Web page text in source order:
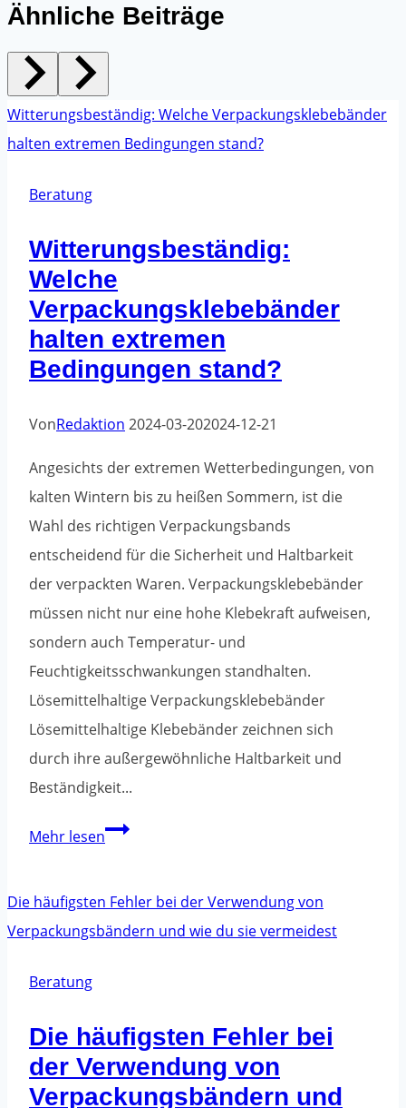
Ähnliche Beiträge
Beratung
Witterungsbeständig:
Welche
Verpackungsklebebänder
halten extremen
Bedingungen stand?
VonRedaktion 2024-03-202024-12-21
Angesichts der extremen Wetterbedingungen, von
kalten Wintern bis zu heißen Sommern, ist die
Wahl des richtigen Verpackungsbands
entscheidend für die Sicherheit und Haltbarkeit
der verpackten Waren. Verpackungsklebebänder
müssen nicht nur eine hohe Klebekraft aufweisen,
sondern auch Temperatur- und
Feuchtigkeitsschwankungen standhalten.
Lösemittelhaltige Verpackungsklebebänder
Lösemittelhaltige Klebebänder zeichnen sich
durch ihre außergewöhnliche Haltbarkeit und
Beständigkeit...
Mehr lesenWitterungsbeständig:
Beratung
Die häufigsten Fehler bei
der Verwendung von
Verpackungsbändern und